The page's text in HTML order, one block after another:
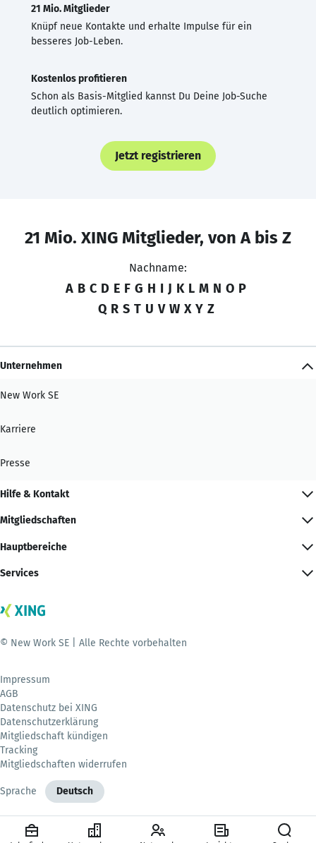
21 Mio. Mitglieder
Knüpf neue Kontakte und erhalte Impulse für ein
besseres Job-Leben.
Kostenlos profitieren
Schon als Basis-Mitglied kannst Du Deine Job-Suche
deutlich optimieren.
Jetzt registrieren
21 Mio. XING Mitglieder, von A bis Z
Nachname:
A B C D E F G H I J K L M N O P
Q R S T U V W X Y Z
Unternehmen
New Work SE
Karriere
Presse
Hilfe & Kontakt
Mitgliedschaften
Hauptbereiche
Services
© New Work SE | Alle Rechte vorbehalten
Impressum
AGB
Datenschutz bei XING
Datenschutzerklärung
Mitgliedschaft kündigen
Tracking
Mitgliedschaften widerrufen
Sprache Deutsch